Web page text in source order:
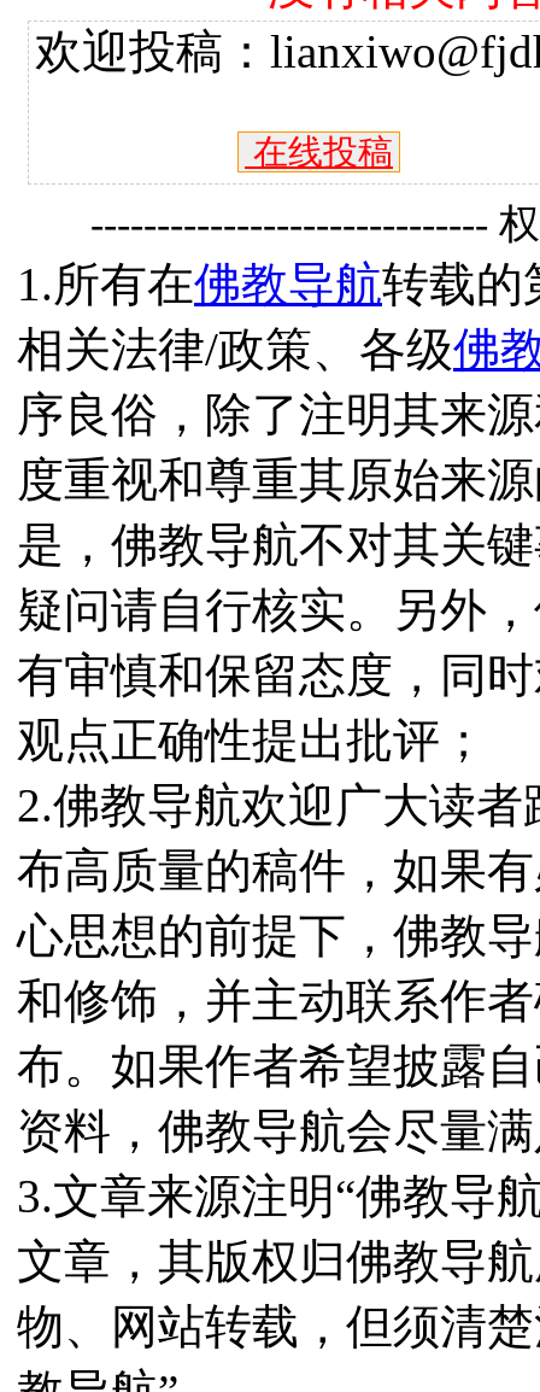
欢迎投稿：
在线投稿
------------------------------
1.所有在佛教导航转载的
相关法律/政策、各级佛
序良俗，除了注明其来
度重视和尊重其原始来
是，佛教导航不对其关
疑问请自行核实。另外
有审慎和保留态度，同
观点正确性提出批评；
2.佛教导航欢迎广大读
布高质量的稿件，如果
心思想的前提下，佛教
和修饰，并主动联系作
布。如果作者希望披露
资料，佛教导航会尽量
3.文章来源注明“佛教导
文章，其版权归佛教导
物、网站转载，但须清